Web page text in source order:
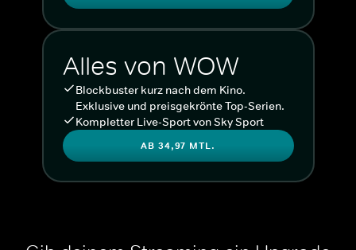
Alles von WOW
Blockbuster kurz nach dem Kino.
Exklusive und preisgekrönte Top-Serien.
Kompletter Live-Sport von Sky Sport
AB 34,97 MTL.